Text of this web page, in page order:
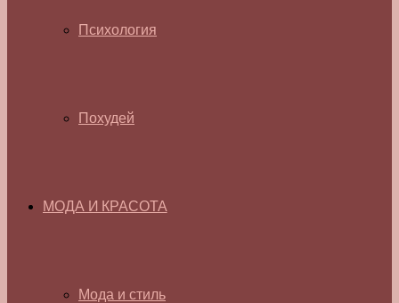
Психология
Похудей
МОДА И КРАСОТА
Мода и стиль